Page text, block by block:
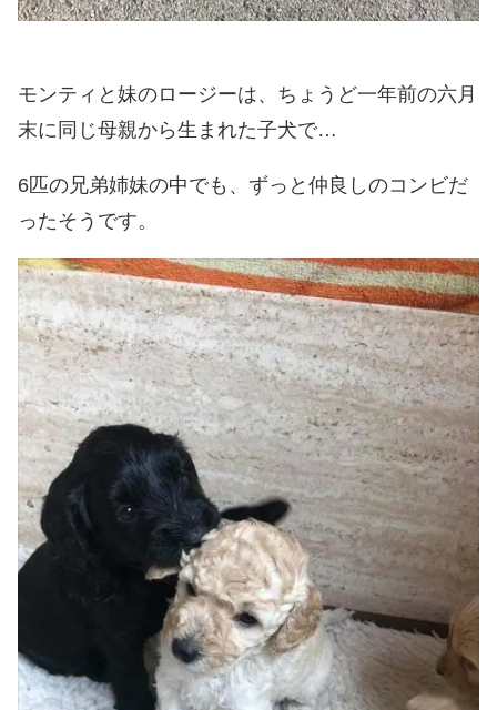
モンティと妹のロージーは、ちょうど一年前の六月
末に同じ母親から生まれた子犬で…
6匹の兄弟姉妹の中でも、ずっと仲良しのコンビだ
ったそうです。